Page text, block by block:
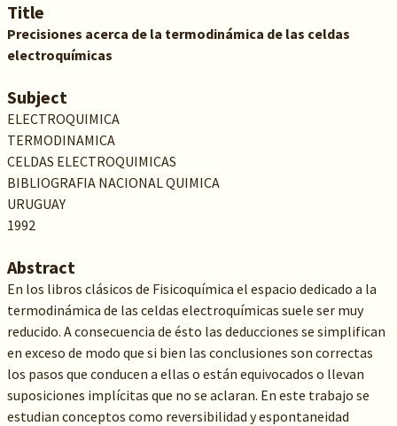
Title
Precisiones acerca de la termodinámica de las celdas
electroquímicas
Subject
ELECTROQUIMICA
TERMODINAMICA
CELDAS ELECTROQUIMICAS
BIBLIOGRAFIA NACIONAL QUIMICA
URUGUAY
1992
Abstract
En los libros clásicos de Fisicoquímica el espacio dedicado a la
termodinámica de las celdas electroquímicas suele ser muy
reducido. A consecuencia de ésto las deducciones se simplifican
en exceso de modo que si bien las conclusiones son correctas
los pasos que conducen a ellas o están equivocados o llevan
suposiciones implícitas que no se aclaran. En este trabajo se
estudian conceptos como reversibilidad y espontaneidad